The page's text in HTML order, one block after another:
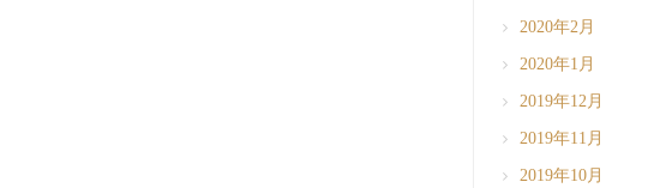
2020年2月
2020年1月
2019年12月
2019年11月
2019年10月